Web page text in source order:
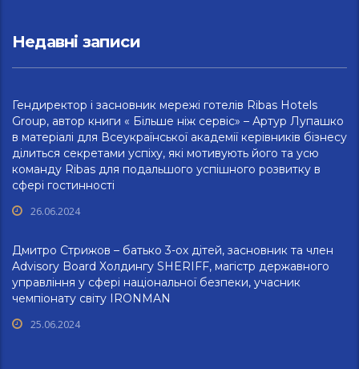
Недавні записи
Гендиректор і засновник мережі готелів Ribas Hotels
Group, автор книги « Більше ніж сервіс» – Артур Лупашко
в матеріалі для Всеукраїнської академії керівників бізнесу
ділиться секретами успіху, які мотивують його та усю
команду Ribas для подальшого успішного розвитку в
сфері гостинності
26.06.2024
Дмитро Стрижов – батько 3-ох дітей, засновник та член
Advisory Board Холдингу SHERIFF, магістр державного
управління у сфері національної безпеки, учасник
чемпіонату світу IRONMAN
25.06.2024